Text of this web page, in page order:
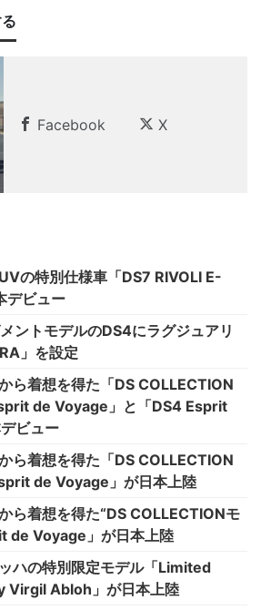
Facebook X
の特別仕様車「DS7 RIVOLI E-
デビュー
ントモデルのDS4にラグジュアリ
」を設定
ら着想を得た「DS COLLECTION
de Voyage」と「DS4 Esprit
ビュー
ら着想を得た「DS COLLECTION
de Voyage」が日本上陸
ら着想を得た“DS COLLECTIONモ
de Voyage」が日本上陸
ハの特別限定モデル「Limited
Virgil Abloh」が日本上陸